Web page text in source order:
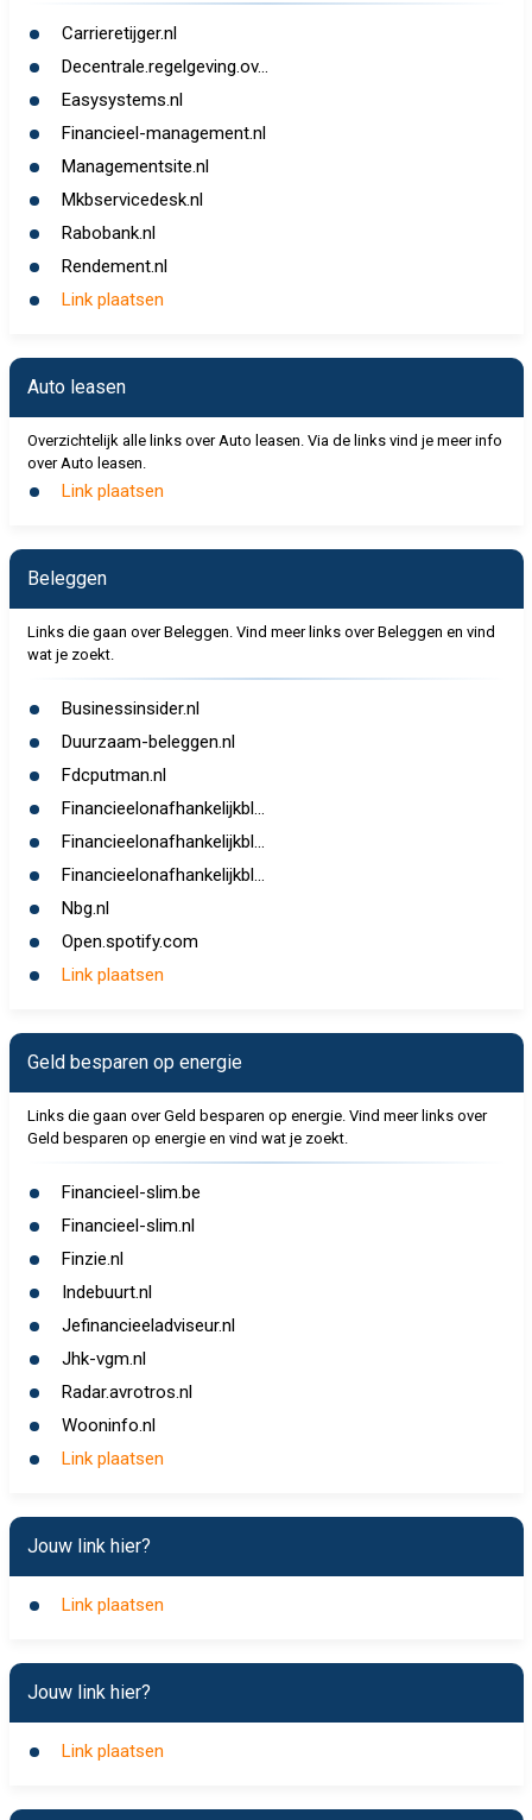
Carrieretijger.nl
Decentrale.regelgeving.ov...
Easysystems.nl
Financieel-management.nl
Managementsite.nl
Mkbservicedesk.nl
Rabobank.nl
Rendement.nl
Link plaatsen
Auto leasen
Overzichtelijk alle links over Auto leasen. Via de links vind je meer info
over Auto leasen.
Link plaatsen
Beleggen
Links die gaan over Beleggen. Vind meer links over Beleggen en vind
wat je zoekt.
Businessinsider.nl
Duurzaam-beleggen.nl
Fdcputman.nl
Financieelonafhankelijkbl...
Financieelonafhankelijkbl...
Financieelonafhankelijkbl...
Nbg.nl
Open.spotify.com
Link plaatsen
Geld besparen op energie
Links die gaan over Geld besparen op energie. Vind meer links over
Geld besparen op energie en vind wat je zoekt.
Financieel-slim.be
Financieel-slim.nl
Finzie.nl
Indebuurt.nl
Jefinancieeladviseur.nl
Jhk-vgm.nl
Radar.avrotros.nl
Wooninfo.nl
Link plaatsen
Jouw link hier?
Link plaatsen
Jouw link hier?
Link plaatsen